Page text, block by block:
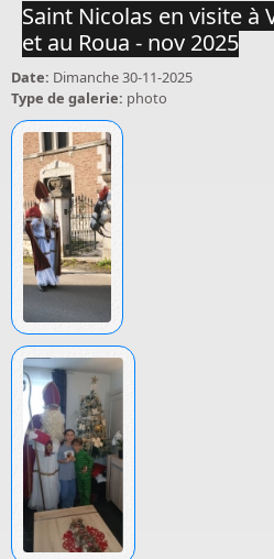
Saint Nicolas en visite à
et au Roua - nov 2025
Date: Dimanche 30-11-2025
Type de galerie: photo